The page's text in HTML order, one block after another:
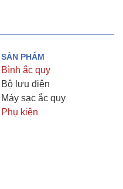
SẢN PHẨM
Bình ắc quy
Bộ lưu điện
Máy sạc ắc quy
Phụ kiện